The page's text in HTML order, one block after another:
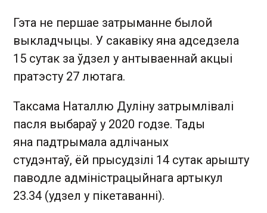
Гэта не першае затрыманне былой
выкладчыцы. У сакавіку яна адседзела
15 сутак за ўдзел у антываеннай акцыі
пратэсту 27 лютага.
Таксама Наталлю Дуліну затрымлівалі
пасля выбараў у 2020 годзе. Тады
яна падтрымала адлічаных
студэнтаў, ёй прысудзілі 14 сутак арышту
паводле адміністрацыйнага артыкул
23.34 (удзел у пікетаванні).